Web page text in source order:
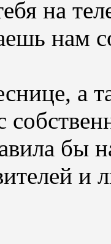
на
нам
а
бы
и